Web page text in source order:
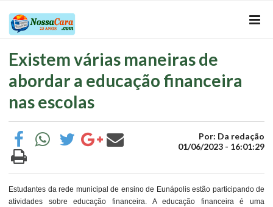
Existem várias maneiras de
abordar a educação financeira
nas escolas
Por: Da redação
01/06/2023 - 16:01:29
Estudantes da rede municipal de ensino de Eunápolis estão participando de
atividades sobre educação financeira. A educação financeira é uma